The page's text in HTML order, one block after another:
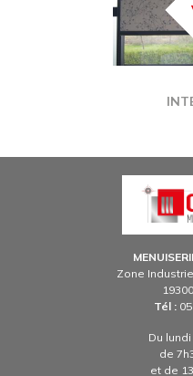
Image
Zone
Tél :
Du
de
et de